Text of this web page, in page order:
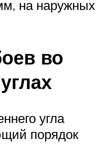
на наружных
во
угла
порядок